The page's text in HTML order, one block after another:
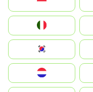
South Korea